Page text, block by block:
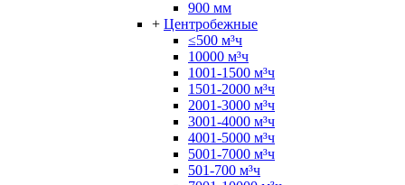
900 мм
+ Центробежные
≤500 м³ч
10000 м³ч
1001-1500 м³ч
1501-2000 м³ч
2001-3000 м³ч
3001-4000 м³ч
4001-5000 м³ч
5001-7000 м³ч
501-700 м³ч